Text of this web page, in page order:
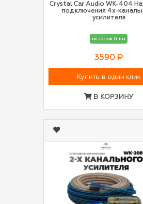
Crystal Car Audio WK-404
подключения 4х-
усилителя
остаток 6 шт
3590 ₽
Купить в один клик
В КОРЗИНУ